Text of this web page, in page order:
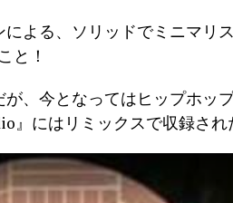
よる、ソリッドでミニマリ
と！
、今となってはヒップホッ
』にはリミックスで収録され